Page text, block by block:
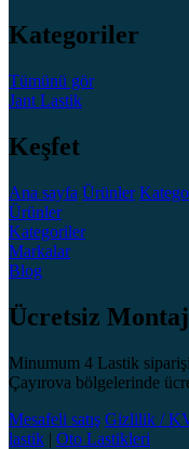
Kategoriler
Tümünü gör
Jant Lastik
Keşfet
Ana sayfa Ürünler
Ürünler
Kategoriler
Markalar
Blog
Ücretsiz Montaj
Minumum 4 Lastik
Çayırova bölgelerinde
Mesafeli satış Gizlilik /
lastik | Oto Lastikleri